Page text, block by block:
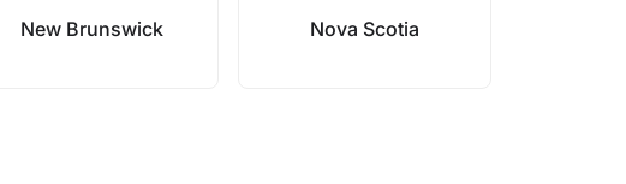
New Brunswick Nova Scotia